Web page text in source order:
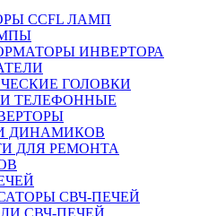
CCFL ЛАМП
ИНВЕРТОРА
ГОЛОВКИ
ТЕЛЕФОННЫЕ
ДИНАМИКОВ
ДЛЯ РЕМОНТА
СВЧ-ПЕЧЕЙ
СВЧ-ПЕЧЕЙ